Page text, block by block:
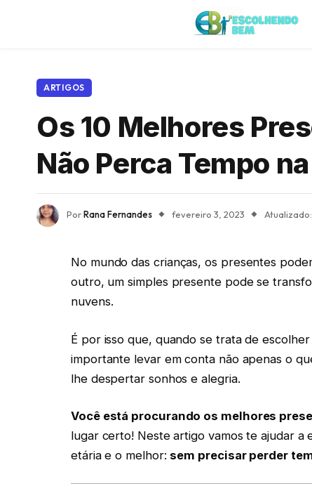
ARTIGOS
Os 10 Melhores
Não Perca Tempo
PorRana Fernandes fevereiro 3, 2023 Atualizado:
No mundo das crianças, os presentes
outro, um simples presente pode se
nuvens.
É por isso que, quando se trata de
importante levar em conta não apenas o
lhe despertar sonhos e alegria.
Você está procurando os melhores
lugar certo! Neste artigo vamos te ajudar a
etária e o melhor: sem precisar perder